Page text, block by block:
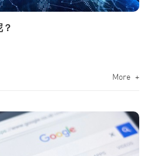
More +